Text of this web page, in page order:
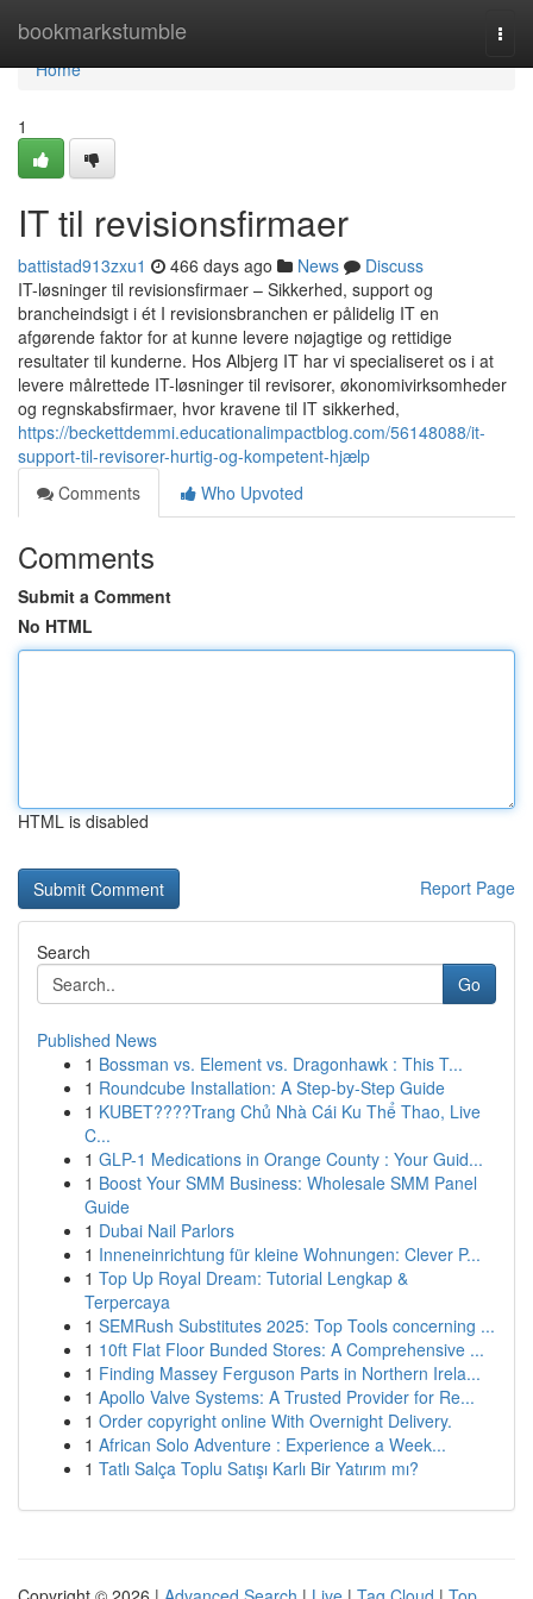
bookmarkstumble
Home
Home
1
IT til revisionsfirmaer
battistad913zxu1 466 days ago News
Discuss
IT-løsninger til revisionsfirmaer – Sikkerhed, support og
brancheindsigt i ét I revisionsbranchen er pålidelig IT en
afgørende faktor for at kunne levere nøjagtige og rettidige
resultater til kunderne. Hos Albjerg IT har vi specialiseret os i at
levere målrettede IT-løsninger til revisorer, økonomivirksomheder
og regnskabsfirmaer, hvor kravene til IT sikkerhed,
https://beckettdemmi.educationalimpactblog.com/56148088/it-
support-til-revisorer-hurtig-og-kompetent-hjælp
Comments
Who Upvoted
Comments
Submit a Comment
No HTML
HTML is disabled
Report Page
Search
Go
Published News
1 Bossman vs. Element vs. Dragonhawk : This T...
1 Roundcube Installation: A Step-by-Step Guide
1 KUBET????️Trang Chủ Nhà Cái Ku Thể Thao, Live
C...
1 GLP-1 Medications in Orange County : Your Guid...
1 Boost Your SMM Business: Wholesale SMM Panel
Guide
1 Dubai Nail Parlors
1 Inneneinrichtung für kleine Wohnungen: Clever P...
1 Top Up Royal Dream: Tutorial Lengkap &
Terpercaya
1 SEMRush Substitutes 2025: Top Tools concerning ...
1 10ft Flat Floor Bunded Stores: A Comprehensive ...
1 Finding Massey Ferguson Parts in Northern Irela...
1 Apollo Valve Systems: A Trusted Provider for Re...
1 Order copyright online With Overnight Delivery.
1 African Solo Adventure : Experience a Week...
1 Tatlı Salça Toplu Satışı Karlı Bir Yatırım mı?